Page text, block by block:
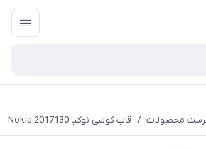
محصولات / قاب گوشی نوکیا Nokia 2017130